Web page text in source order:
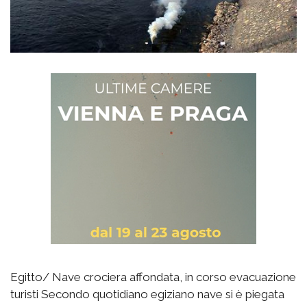
Egitto/ Nave crociera affondata, in corso evacuazione
turisti Secondo quotidiano egiziano nave si è piegata